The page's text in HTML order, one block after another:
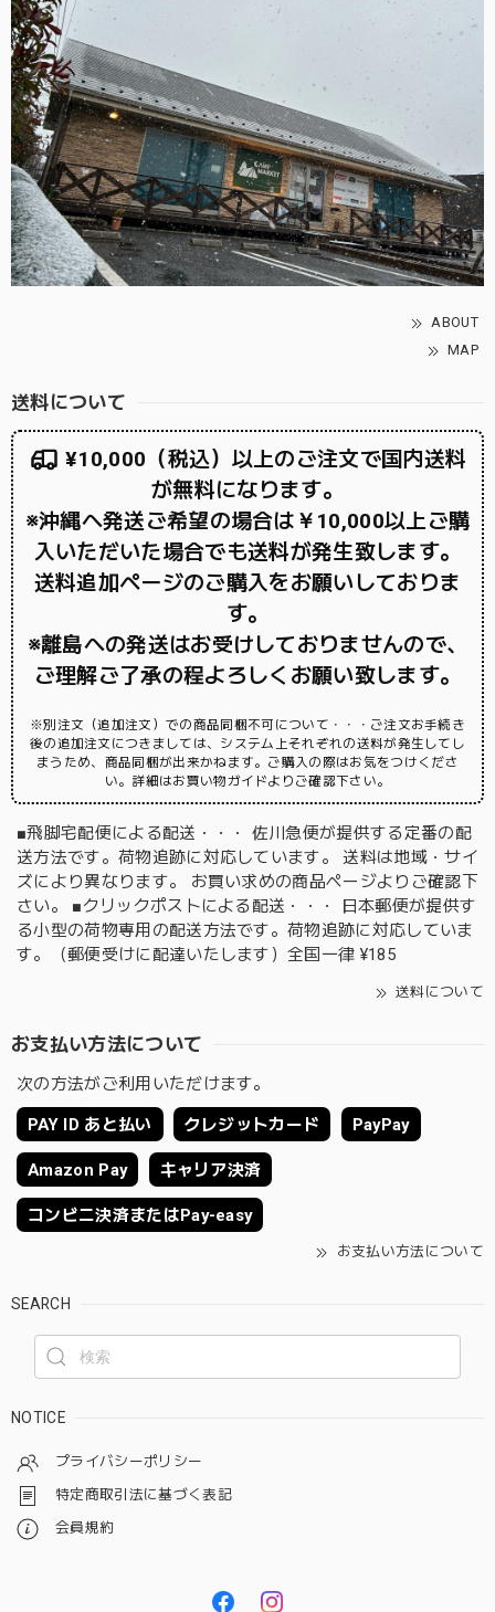
ABOUT
MAP
送料について
¥10,000（税込）以上のご注文で国内送料
が無料になります。
※沖縄へ発送ご希望の場合は￥10,000以上ご購
入いただいた場合でも送料が発生致します。
送料追加ページのご購入をお願いしておりま
す。
※離島への発送はお受けしておりませんので、
ご理解ご了承の程よろしくお願い致します。
※別注文（追加注文）での商品同梱不可について・・・ご注文お手続き
後の追加注文につきましては、システム上それぞれの送料が発生してし
まうため、商品同梱が出来かねます。ご購入の際はお気をつけくださ
い。詳細はお買い物ガイドよりご確認下さい。
■飛脚宅配便による配送・・・ 佐川急便が提供する定番の配
送方法です。荷物追跡に対応しています。 送料は地域・サイ
ズにより異なります。 お買い求めの商品ページよりご確認下
さい。 ■クリックポストによる配送・・・ 日本郵便が提供す
る小型の荷物専用の配送方法です。荷物追跡に対応していま
す。（郵便受けに配達いたします）全国一律 ¥185
送料について
お支払い方法について
次の方法がご利用いただけます。
PAY ID あと払い クレジットカード PayPay
Amazon Pay キャリア決済
コンビニ決済またはPay-easy
お支払い方法について
SEARCH
NOTICE
プライバシーポリシー
特定商取引法に基づく表記
会員規約